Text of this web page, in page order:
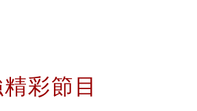
彩節目